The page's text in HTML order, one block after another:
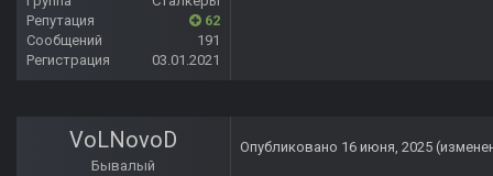
Репутация
62
Сообщений
191
Регистрация
03.01.2021
VoLNovoD
Бывалый
Опубликовано 16 июня, 2025